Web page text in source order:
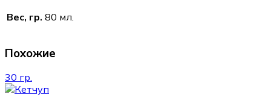
Вес, гр. 80 мл.
Похожие
30 гр.